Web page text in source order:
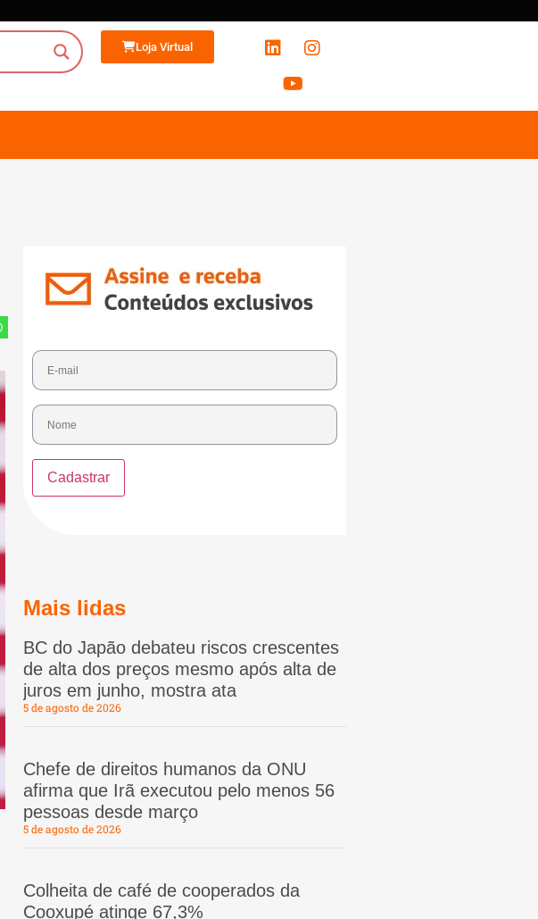
Loja Virtual
Mais lidas
BC do Japão debateu riscos crescentes
de alta dos preços mesmo após alta de
juros em junho, mostra ata
5 de agosto de 2026
Chefe de direitos humanos da ONU
afirma que Irã executou pelo menos 56
pessoas desde março
5 de agosto de 2026
Colheita de café de cooperados da
Cooxupé atinge 67,3%